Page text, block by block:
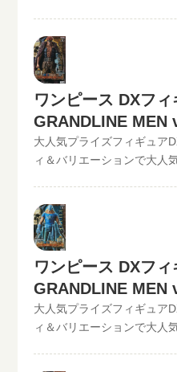
定可能!!状態も（開封品or
下記のような入力方法でも
まる。開催中の買取キャン
取査定金額に納得したら、
ームからお申込みください
配キットが届いたら、ダン
だけ。自宅から出ることな
売れます！宅配買取可能地
お買取り可能です！買取査
無料です。JANコード入力
のような入力方法でも仮買
る。開催中の買取キャンペ
取中！！2022/06/07更新！
が遅れているものがありま
は全て最新の相場で改めて
ください。》ワンピース
GRANDLINE MEN vol.18
取価格は500円（未開
この他のワンピースDXフィ
取査定の仮買取査定金額に
申し込みフォームからお申
送料無料の宅配キットが届
詰めて、送るだけ。自宅か
りたいものが売れます！宅
どこからでもお買取り可能
数料など全て無料です。
ワンピース DXフ
GRANDLINE MEN
キャプテン・キッ
大人気プライズフィギュア
ィ＆バリエーションで大人
取中！！2022/06/07更新！
が遅れているものがありま
は全て最新の相場で改めて
ください。》ワンピース
GRANDLINE MEN vol.19
ド現在の買取価格は500円
◆◆◆◆◆◆◆◆◆◆◆ この他
ワンピース DXフ
GRANDLINE MEN
価格
大人気プライズフィギュア
ィ＆バリエーションで大人